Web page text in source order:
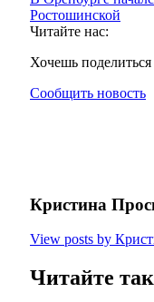
Ростошинской
Читайте нас:
Хочешь
Сообщить новость
Кристина
View posts by
Читайте